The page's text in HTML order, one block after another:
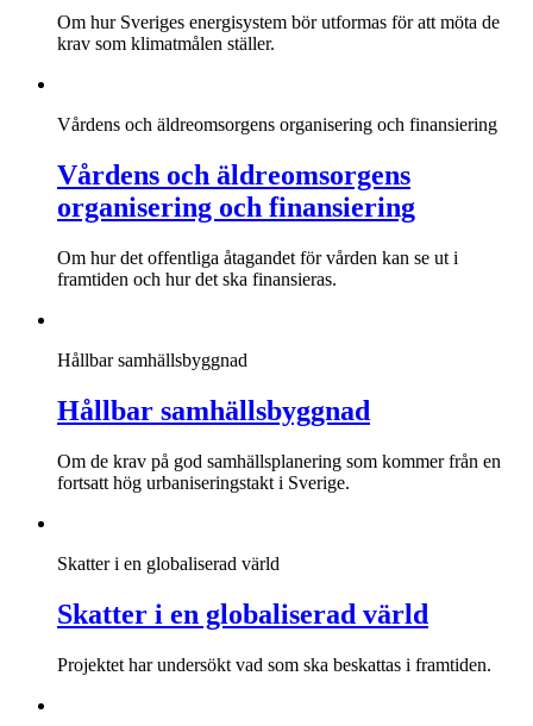
Om hur Sveriges energisystem bör utformas för att möta de
krav som klimatmålen ställer.
Vårdens och äldreomsorgens organisering och finansiering
Vårdens och äldreomsorgens
organisering och finansiering
Om hur det offentliga åtagandet för vården kan se ut i
framtiden och hur det ska finansieras.
Hållbar samhällsbyggnad
Hållbar samhällsbyggnad
Om de krav på god samhällsplanering som kommer från en
fortsatt hög urbaniseringstakt i Sverige.
Skatter i en globaliserad värld
Skatter i en globaliserad värld
Projektet har undersökt vad som ska beskattas i framtiden.